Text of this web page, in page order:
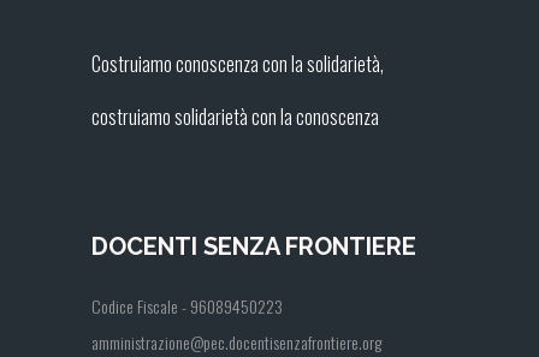
Costruiamo conoscenza con la solidarietà,
costruiamo solidarietà con la conoscenza
DOCENTI SENZA FRONTIERE
Codice Fiscale - 96089450223
amministrazione@pec.docentisenzafrontiere.org